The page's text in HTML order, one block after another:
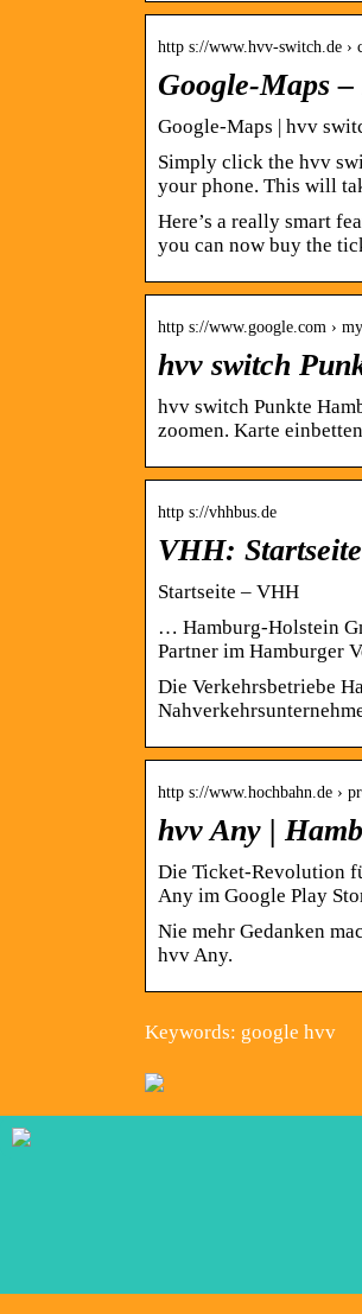
http s://www.hvv-switch.de ›
Google-Maps
Google-Maps | hvv
Simply click the hvv
your phone. This will
Here’s a really smart
you can now buy the
http s://www.google.com ›
hvv switch
hvv switch Punkte
zoomen. Karte
http s://vhhbus.de
VHH: Startseite
Startseite – VHH
… Hamburg-Holstein
Partner im Hamburger
Die Verkehrsbetriebe
http s://www.hochbahn.de ›
hvv Any |
Die Ticket-Revolution
Any im Google Play
Nie mehr Gedanken
hvv Any.
Keywords: google hvv